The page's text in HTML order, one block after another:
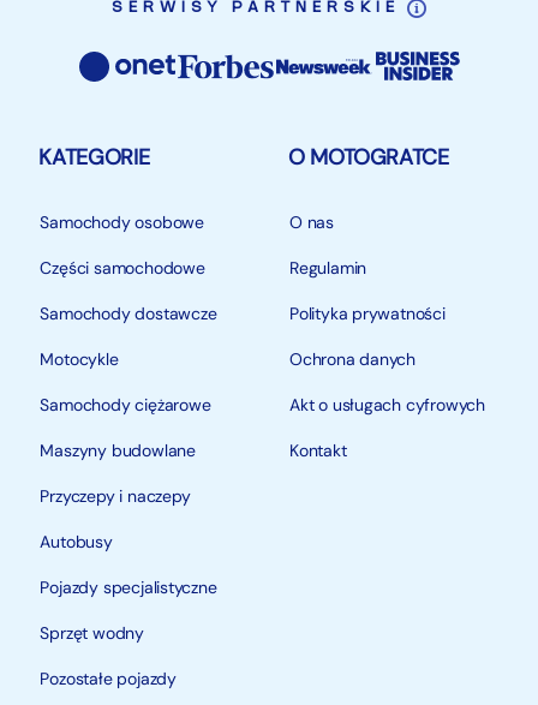
SERWISY PARTNERSKIE
KATEGORIE
Samochody osobowe
Części samochodowe
Samochody dostawcze
Motocykle
Samochody ciężarowe
Maszyny budowlane
Przyczepy i naczepy
Autobusy
Pojazdy specjalistyczne
Sprzęt wodny
Pozostałe pojazdy
O MOTOGRATCE
O nas
Regulamin
Polityka prywatności
Ochrona danych
Akt o usługach cyfrowych
Kontakt